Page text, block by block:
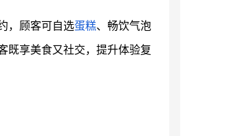
，顾客可自选蛋糕、畅饮气泡
既享美食又社交，提升体验复